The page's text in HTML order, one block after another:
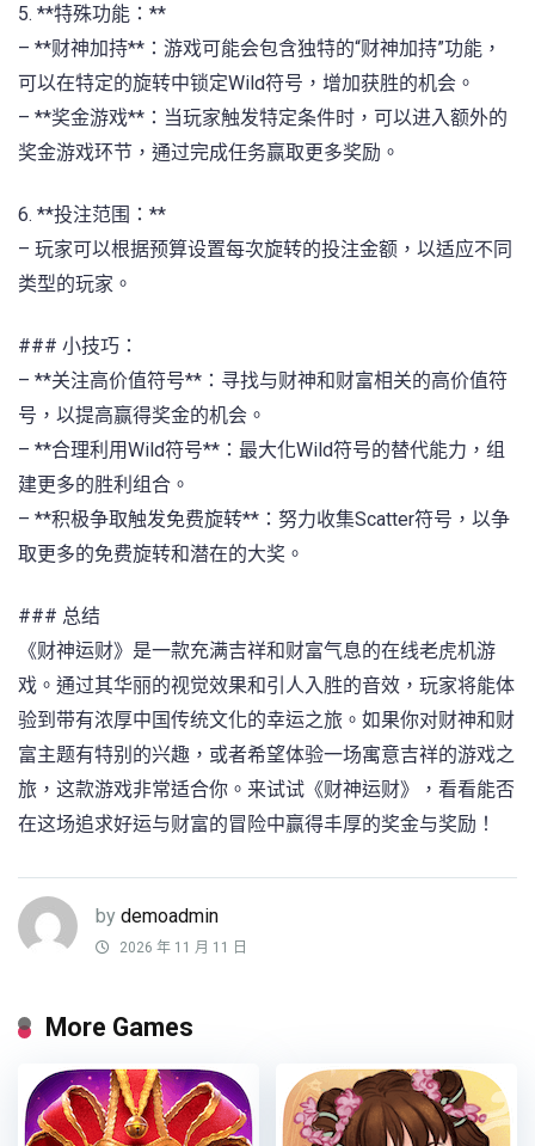
5. **特殊功能：**
– **财神加持**：游戏可能会包含独特的“财神加持”功能，
可以在特定的旋转中锁定Wild符号，增加获胜的机会。
– **奖金游戏**：当玩家触发特定条件时，可以进入额外的
奖金游戏环节，通过完成任务赢取更多奖励。
6. **投注范围：**
– 玩家可以根据预算设置每次旋转的投注金额，以适应不同
类型的玩家。
### 小技巧：
– **关注高价值符号**：寻找与财神和财富相关的高价值符
号，以提高赢得奖金的机会。
– **合理利用Wild符号**：最大化Wild符号的替代能力，组
建更多的胜利组合。
– **积极争取触发免费旋转**：努力收集Scatter符号，以争
取更多的免费旋转和潜在的大奖。
### 总结
《财神运财》是一款充满吉祥和财富气息的在线老虎机游
戏。通过其华丽的视觉效果和引人入胜的音效，玩家将能体
验到带有浓厚中国传统文化的幸运之旅。如果你对财神和财
富主题有特别的兴趣，或者希望体验一场寓意吉祥的游戏之
旅，这款游戏非常适合你。来试试《财神运财》，看看能否
在这场追求好运与财富的冒险中赢得丰厚的奖金与奖励！
by demoadmin
2026 年 11 月 11 日
More Games